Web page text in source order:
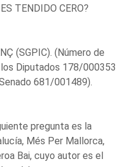
TENDIDO CERO?
(SGPIC). (Número de
Diputados 178/000353
681/001489).
pregunta es la
Més Per Mallorca,
Bai, cuyo autor es el